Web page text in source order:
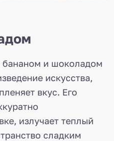
бананом и шоколадом
искусства,
вкус. Его
излучает теплый
сладким